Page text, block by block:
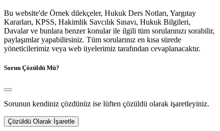
Bu website'de Örnek dilekçeler, Hukuk Ders Notları, Yargıtay
Kararları, KPSS, Hakimlik Savcılık Sınavı, Hukuk Bilgileri,
Davalar ve bunlara benzer konular ile ilgili tüm sorularınızı sorabilir,
paylaşımlar yapabilirsiniz. Tüm sorularınız en kısa sürede
yöneticilerimiz veya web üyelerimiz tarafından cevaplanacaktır.
Sorun Çözüldü Mü?
Sorunun kendiniz çözdünüz ise lüften çözüldü olarak işaretleyiniz.
Çözüldü Olarak İşaretle